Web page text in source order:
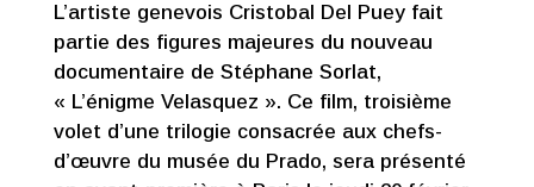
L’artiste genevois Cristobal Del Puey fait
partie des figures majeures du nouveau
documentaire de Stéphane Sorlat,
« L’énigme Velasquez ». Ce film, troisième
volet d’une trilogie consacrée aux chefs-
d’œuvre du musée du Prado, sera présenté